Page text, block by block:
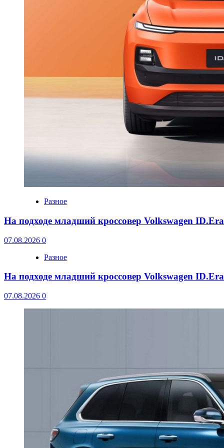
Разное
На подходе младший кроссовер Volkswagen
07.08.2026 0
Разное
На подходе младший кроссовер Volkswagen
07.08.2026 0